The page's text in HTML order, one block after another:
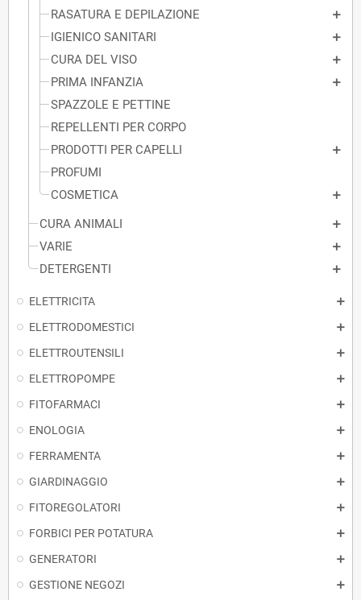
RASATURA E DEPILAZIONE
IGIENICO SANITARI
CURA DEL VISO
PRIMA INFANZIA
SPAZZOLE E PETTINE
REPELLENTI PER CORPO
PRODOTTI PER CAPELLI
PROFUMI
COSMETICA
CURA ANIMALI
VARIE
DETERGENTI
ELETTRICITA
ELETTRODOMESTICI
ELETTROUTENSILI
ELETTROPOMPE
FITOFARMACI
ENOLOGIA
FERRAMENTA
GIARDINAGGIO
FITOREGOLATORI
FORBICI PER POTATURA
GENERATORI
GESTIONE NEGOZI